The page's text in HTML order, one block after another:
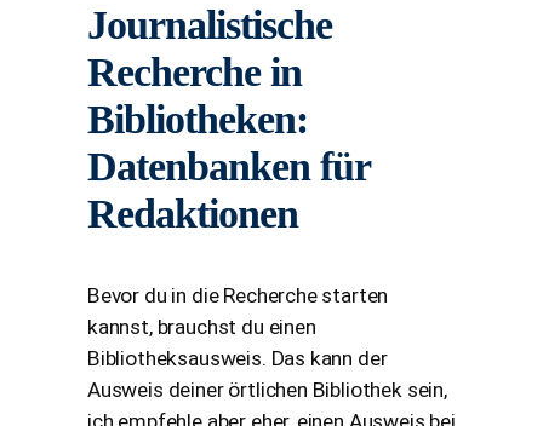
Journalistische
Recherche in
Bibliotheken:
Datenbanken für
Redaktionen
Bevor du in die Recherche starten
kannst, brauchst du einen
Bibliotheksausweis. Das kann der
Ausweis deiner örtlichen Bibliothek sein,
ich empfehle aber eher, einen Ausweis bei